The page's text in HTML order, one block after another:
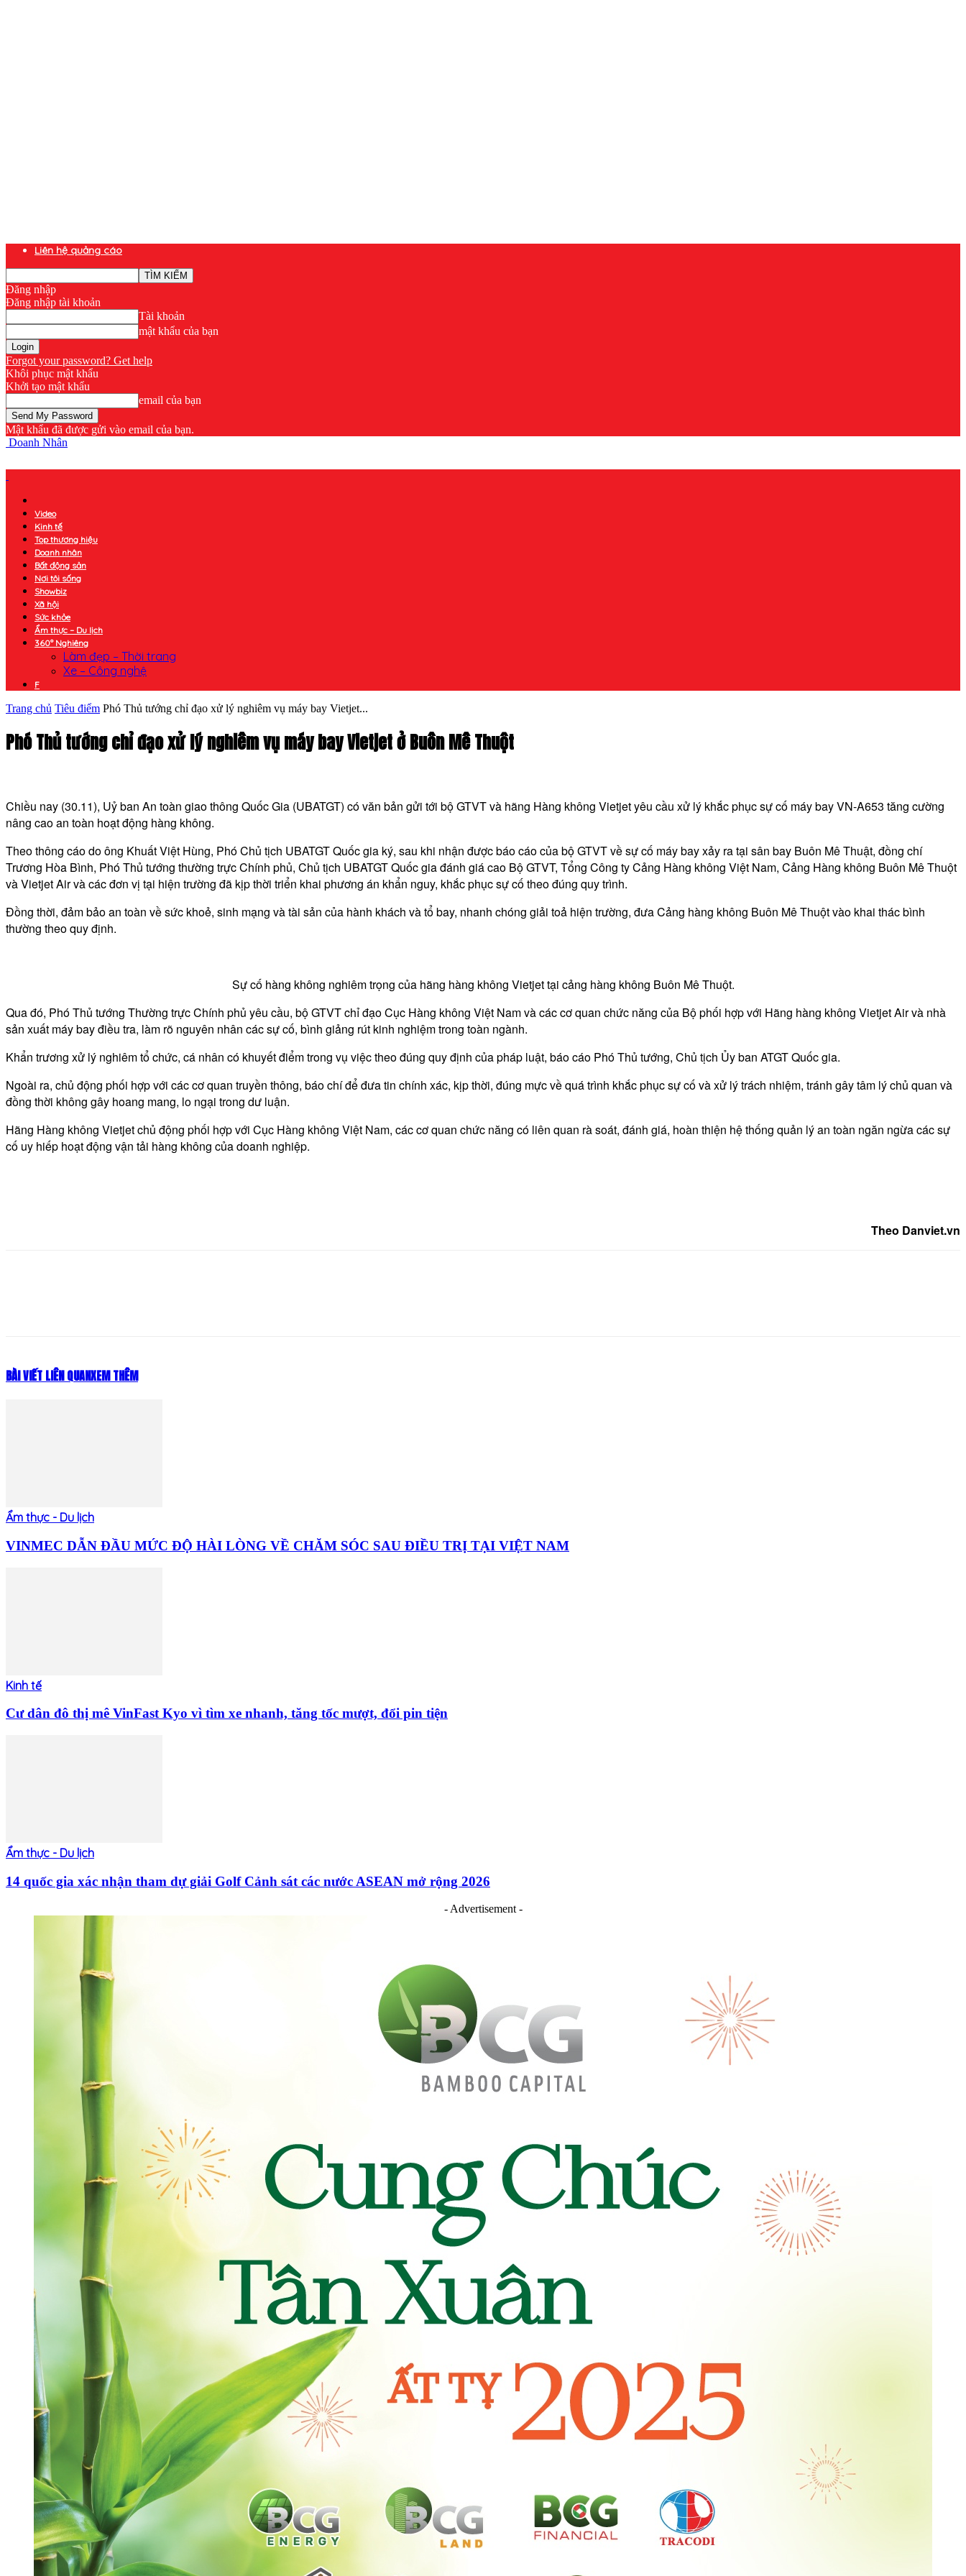
Liên hệ quảng cáo
Đăng nhập
Đăng nhập tài khoản
Tài khoản
mật khẩu của bạn
Forgot your password? Get help
Khôi phục mật khẩu
Khởi tạo mật khẩu
email của bạn
Mật khẩu đã được gửi vào email của bạn.
Doanh Nhân
Video
Kinh tế
Top thương hiệu
Doanh nhân
Bất động sản
Nơi tôi sống
Showbiz
Xã hội
Sức khỏe
Ẩm thực – Du lịch
360° Nghiêng
Làm đẹp – Thời trang
Xe – Công nghệ
F
Trang chủ Tiêu điểm Phó Thủ tướng chỉ đạo xử lý nghiêm vụ máy bay Vietjet...
Phó Thủ tướng chỉ đạo xử lý nghiêm vụ máy bay Vietjet ở Buôn Mê Thuột
Chiều nay (30.11), Uỷ ban An toàn giao thông Quốc Gia (UBATGT) có văn bản gửi tới bộ GTVT và hãng Hàng không Vietjet yêu cầu xử lý khắc phục sự cố máy bay VN-A653 tăng cường
nâng cao an toàn hoạt động hàng không.
Theo thông cáo do ông Khuất Việt Hùng, Phó Chủ tịch UBATGT Quốc gia ký, sau khi nhận được báo cáo của bộ GTVT về sự cố máy bay xảy ra tại sân bay Buôn Mê Thuật, đồng chí
Trương Hòa Bình, Phó Thủ tướng thường trực Chính phủ, Chủ tịch UBATGT Quốc gia đánh giá cao Bộ GTVT, Tổng Công ty Cảng Hàng không Việt Nam, Cảng Hàng không Buôn Mê Thuột
và Vietjet Air và các đơn vị tại hiện trường đã kịp thời triển khai phương án khẩn nguy, khắc phục sự cố theo đúng quy trình.
Đồng thời, đảm bảo an toàn về sức khoẻ, sinh mạng và tài sản của hành khách và tổ bay, nhanh chóng giải toả hiện trường, đưa Cảng hàng không Buôn Mê Thuột vào khai thác bình
thường theo quy định.
Sự cố hàng không nghiêm trọng của hãng hàng không Vietjet tại cảng hàng không Buôn Mê Thuột.
Qua đó, Phó Thủ tướng Thường trực Chính phủ yêu cầu, bộ GTVT chỉ đạo Cục Hàng không Việt Nam và các cơ quan chức năng của Bộ phối hợp với Hãng hàng không Vietjet Air và nhà
sản xuất máy bay điều tra, làm rõ nguyên nhân các sự cố, bình giảng rút kinh nghiệm trong toàn ngành.
Khẩn trương xử lý nghiêm tổ chức, cá nhân có khuyết điểm trong vụ việc theo đúng quy định của pháp luật, báo cáo Phó Thủ tướng, Chủ tịch Ủy ban ATGT Quốc gia.
Ngoài ra, chủ động phối hợp với các cơ quan truyền thông, báo chí để đưa tin chính xác, kịp thời, đúng mực về quá trình khắc phục sự cố và xử lý trách nhiệm, tránh gây tâm lý chủ quan và
đồng thời không gây hoang mang, lo ngại trong dư luận.
Hãng Hàng không Vietjet chủ động phối hợp với Cục Hàng không Việt Nam, các cơ quan chức năng có liên quan rà soát, đánh giá, hoàn thiện hệ thống quản lý an toàn ngăn ngừa các sự
cố uy hiếp hoạt động vận tải hàng không của doanh nghiệp.
Theo Danviet.vn
BÀI VIẾT LIÊN QUANXEM THÊM
Ẩm thực - Du lịch
VINMEC DẪN ĐẦU MỨC ĐỘ HÀI LÒNG VỀ CHĂM SÓC SAU ĐIỀU TRỊ TẠI VIỆT NAM
Kinh tế
Cư dân đô thị mê VinFast Kyo vì tìm xe nhanh, tăng tốc mượt, đổi pin tiện
Ẩm thực - Du lịch
14 quốc gia xác nhận tham dự giải Golf Cảnh sát các nước ASEAN mở rộng 2026
- Advertisement -